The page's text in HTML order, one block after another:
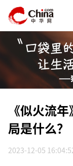
《似火流
局是什么？
2023-12-05